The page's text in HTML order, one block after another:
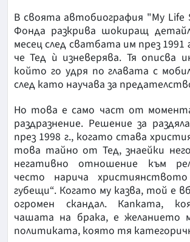
В своята автобиография "My Life
Фонда разкрива шокиращ
месец след сватбата им през 1991
че Тед ѝ изневерява. Тя описва
който го удря по главата с
след като научава за
Но това е само част от
раздразнение. Решение за
през 1998 г., когато става
това тайно от Тед, знаейки
негативно отношение към
често нарича християнството
губещи“. Когато му казва, той е
огромен скандал. Капката,
чашата на брака, е желанието
политиката, която тя